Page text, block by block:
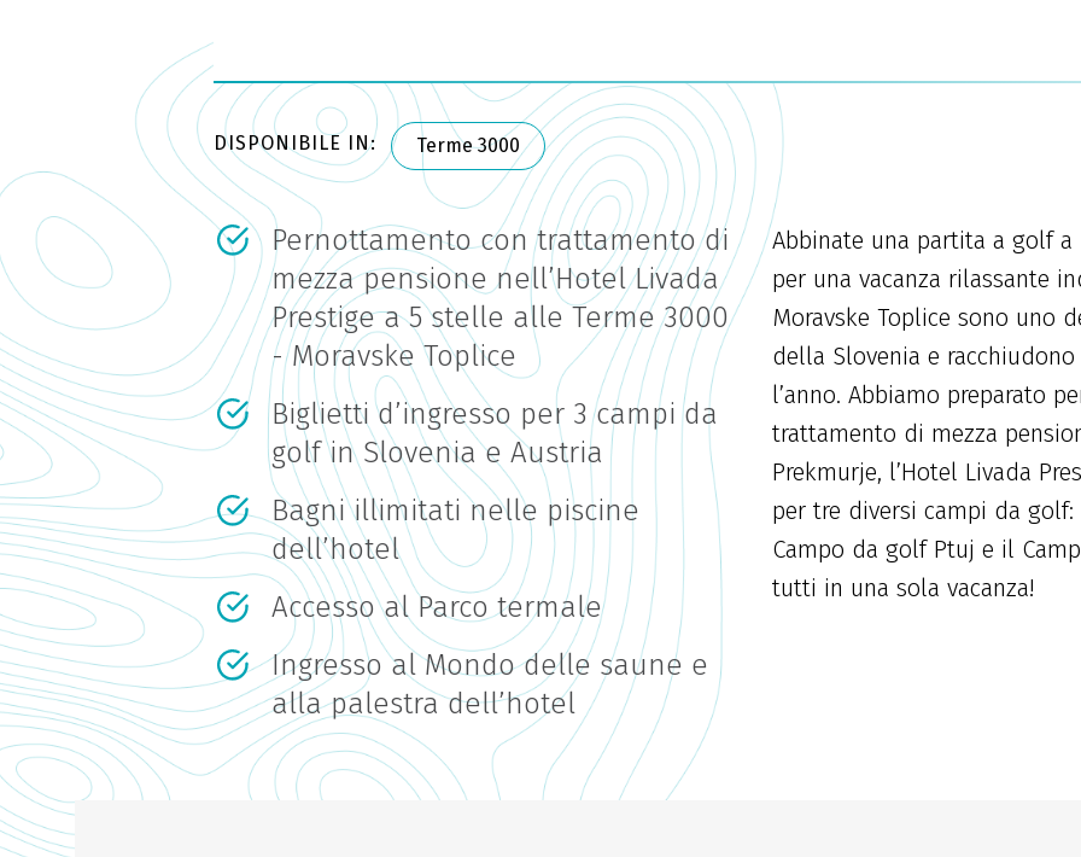
DISPONIBILE IN: Terme 3000
Abbinate una partita a golf
per una vacanza rilassante
Moravske Toplice sono uno
della Slovenia e
l’anno. Abbiamo preparato
trattamento di mezza
Prekmurje, l’Hotel Livada
per tre diversi campi da
Campo da golf Ptuj e il
tutti in una sola vacanza!
Pernottamento con trattamento di
mezza pensione nell’Hotel Livada
Prestige a 5 stelle alle Terme 3000
- Moravske Toplice
Biglietti d’ingresso per 3 campi da
golf in Slovenia e Austria
Bagni illimitati nelle piscine
dell’hotel
Accesso al Parco termale
Ingresso al Mondo delle saune e
alla palestra dell’hotel